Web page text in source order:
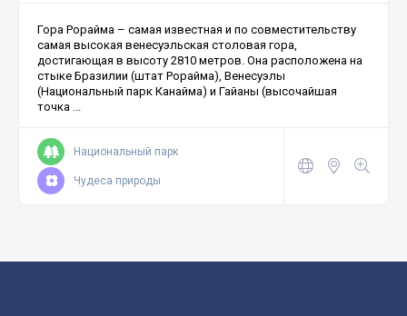
Гора Рорайма – самая известная и по совместительству
самая высокая венесуэльская столовая гора,
достигающая в высоту 2810 метров. Она расположена на
стыке Бразилии (штат Рорайма), Венесуэлы
(Национальный парк Канайма) и Гайаны (высочайшая
точка ...
Национальный парк
Чудеса природы